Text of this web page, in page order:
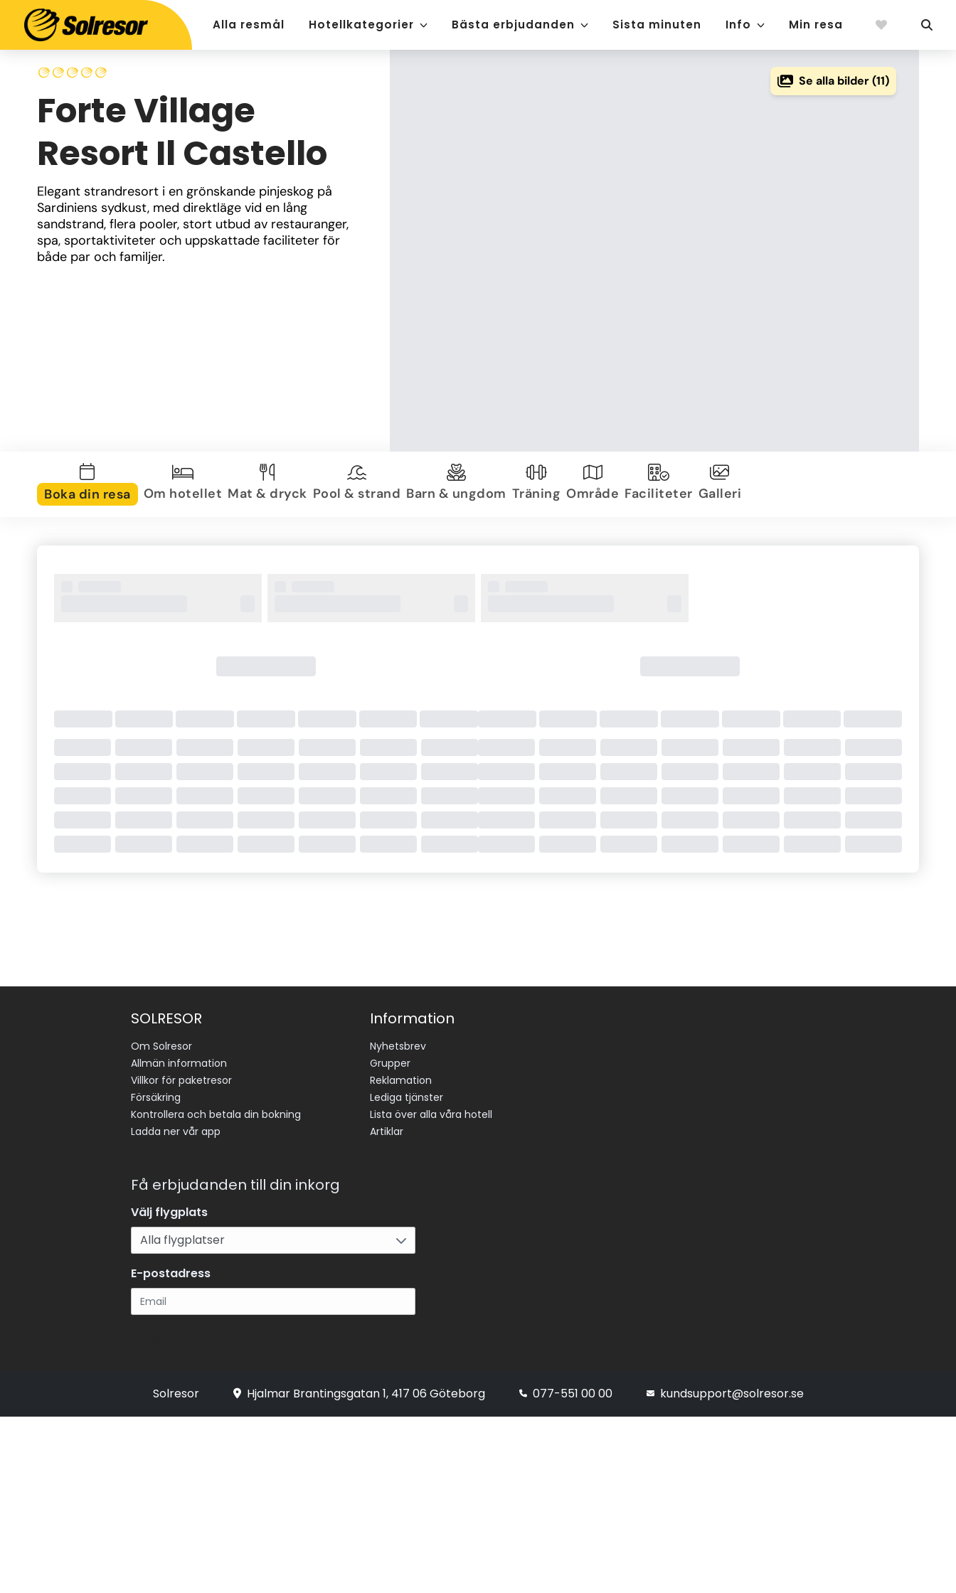
Alla resmål Hotellkategorier Bästa erbjudanden Sista minuten Info Min resa
Forte Village
Resort Il Castello
Elegant strandresort i en grönskande pinjeskog på
Sardiniens sydkust, med direktläge vid en lång
sandstrand, flera pooler, stort utbud av restauranger,
spa, sportaktiviteter och uppskattade faciliteter för
både par och familjer.
Se alla bilder (11)
Boka din resa Om hotellet Mat & dryck Pool & strand Barn & ungdom Träning Område Faciliteter Galleri
SOLRESOR
Om Solresor
Allmän information
Villkor för paketresor
Försäkring
Kontrollera och betala din bokning
Ladda ner vår app
Information
Nyhetsbrev
Grupper
Reklamation
Lediga tjänster
Lista över alla våra hotell
Artiklar
Få erbjudanden till din inkorg
Välj flygplats
E-postadress
Solresor Hjalmar Brantingsgatan 1, 417 06 Göteborg 077-551 00 00 kundsupport@solresor.se